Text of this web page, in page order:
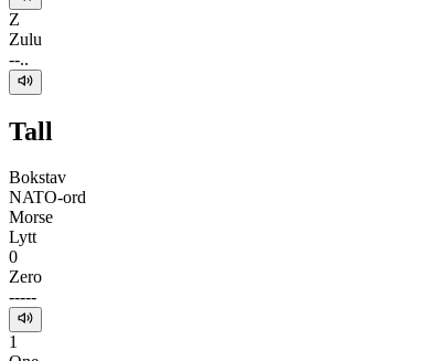
Z
Zulu
--..
Tall
Bokstav
NATO-ord
Morse
Lytt
0
Zero
-----
1